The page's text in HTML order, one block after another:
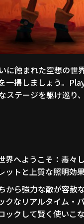
に蝕まれた空想の
一掃しましょう。
ステージを駆け巡り
界へようこそ：毒々
ットと上質な照明効
から強力な敵が容赦
クなリアルタイム・
クして賢く使いこ